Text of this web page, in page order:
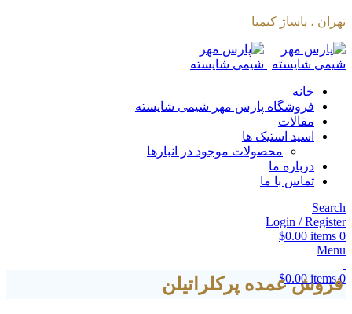
تهران ، پاساژ کیمیا
خانه
فروشگاه پارس مهر شیمی شایسته
مقالات
اسید استیک ها
محصولات موجود در انبارها
درباره ما
تماس با ما
Search
Login / Register
0
items
$0.00
Menu
0
items
$0.00
فروش عمده پرکلراتیلن